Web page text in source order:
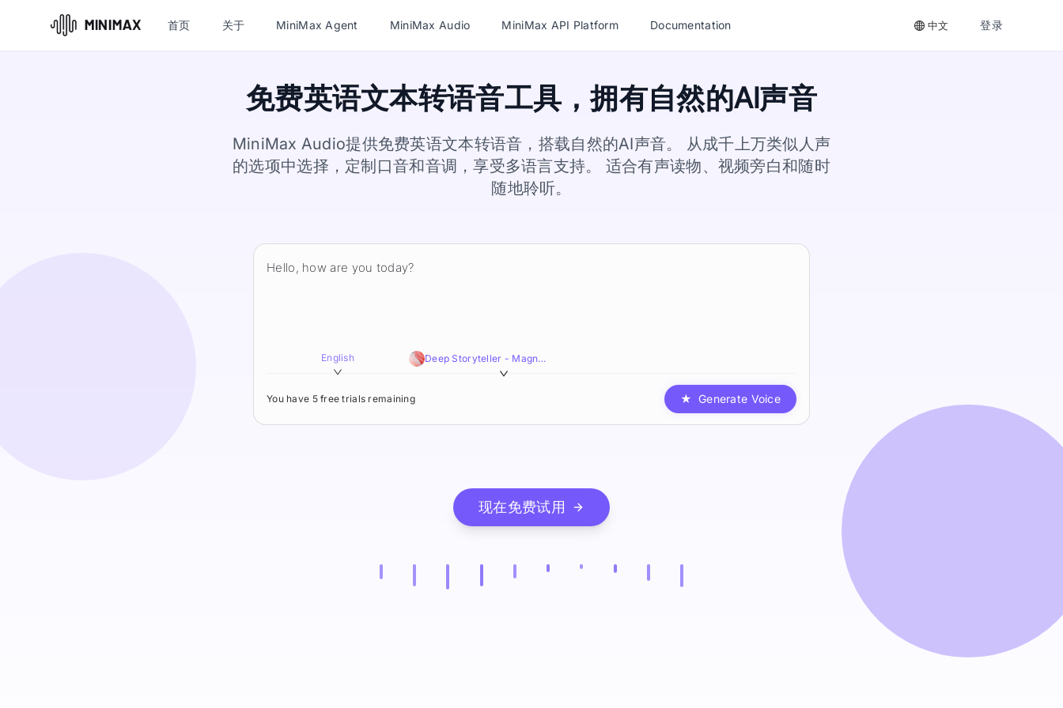
首页 关于 MiniMax Agent MiniMax Audio MiniMax API Platform Documentation 中文 登录
免费英语文本转语音工具，拥有自然的AI声音
MiniMax Audio提供免费英语文本转语音，搭载自然的AI声音。 从成千上万类似人声
的选项中选择，定制口音和音调，享受多语言支持。 适合有声读物、视频旁白和随时
随地聆听。
English Deep Storyteller - Magnetic,Smooth,Sophisticated
You have 5 free trials remaining ★ Generate Voice
现在免费试用